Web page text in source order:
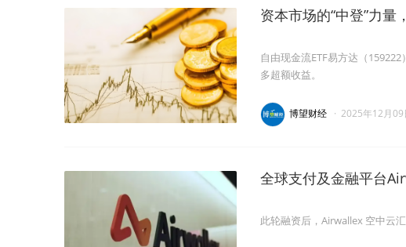
资本市场的“中登”力
自由现金流ETF易方达（
多超额收益。
博望财经 · 2025年12月09
全球支付及金融平台
此轮融资后，Airwallex 空中云